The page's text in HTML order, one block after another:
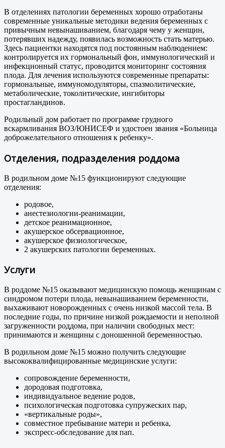
В отделениях патологии беременных хорошо отработаны
современные уникальные методики ведения беременных с
привычным невынашиванием, благодаря чему у женщин,
потерявших надежду, появилась возможность стать матерью.
Здесь пациентки находятся под постоянным наблюдением:
контролируется их гормональный фон, иммунологический и
инфекционный статус, проводится мониторинг состояния
плода. Для лечения используются современные препараты:
гормональные, иммуномодуляторы, спазмолитические,
метаболические, токолитические, ингибиторы
простагландинов.
Родильный дом работает по программе грудного
вскармливания ВОЗ/ЮНИСЕФ и удостоен звания «Больница
доброжелательного отношения к ребенку».
Отделения, подразделения роддома
В родильном доме №15 функционируют следующие
отделения:
родовое,
анестезиологии-реанимации,
детское реанимационное,
акушерское обсервационное,
акушерское физиологическое,
2 акушерских патологии беременных.
Услуги
В роддоме №15 оказывают медицинскую помощь женщинам с
синдромом потери плода, невынашиванием беременности,
выхаживают новорожденных с очень низкой массой тела. В
последние годы, по причине низкой рождаемости и неполной
загруженности роддома, при наличии свободных мест:
принимаются и женщины с доношенной беременностью.
В родильном доме №15 можно получить следующие
высококвалифицированные медицинские услуги:
сопровождение беременности,
дородовая подготовка,
индивидуальное ведение родов,
психологическая подготовка супружеских пар,
«вертикальные роды»,
совместное пребывание матери и ребенка,
экспресс-обследование для пап.